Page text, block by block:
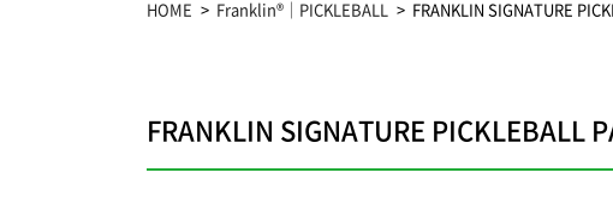
HOME Franklin®｜PICKLEBALL FRANKLIN SIGNATURE
FRANKLIN SIGNATURE PICKLEBALL